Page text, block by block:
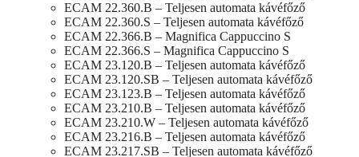
ECAM 22.360.B – Teljesen automata kávéfőző
ECAM 22.360.S – Teljesen automata kávéfőző
ECAM 22.366.B – Magnifica Cappuccino S
ECAM 22.366.S – Magnifica Cappuccino S
ECAM 23.120.B – Teljesen automata kávéfőző
ECAM 23.120.SB – Teljesen automata kávéfőző
ECAM 23.123.B – Teljesen automata kávéfőző
ECAM 23.210.B – Teljesen automata kávéfőző
ECAM 23.210.W – Teljesen automata kávéfőző
ECAM 23.216.B – Teljesen automata kávéfőző
ECAM 23.217.SB – Teljesen automata kávéfőző